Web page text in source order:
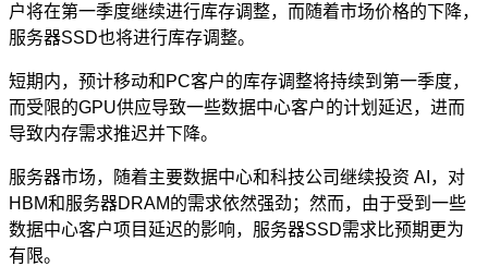
户将在第一季度继续进行库存调整，而随着市场价格的下降，
服务器SSD也将进行库存调整。
短期内，预计移动和PC客户的库存调整将持续到第一季度，
而受限的GPU供应导致一些数据中心客户的计划延迟，进而
导致内存需求推迟并下降。
服务器市场，随着主要数据中心和科技公司继续投资 AI，对
HBM和服务器DRAM的需求依然强劲；然而，由于受到一些
数据中心客户项目延迟的影响，服务器SSD需求比预期更为
有限。